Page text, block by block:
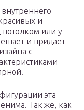
и
или у
и придает
с
эта
Так же, как